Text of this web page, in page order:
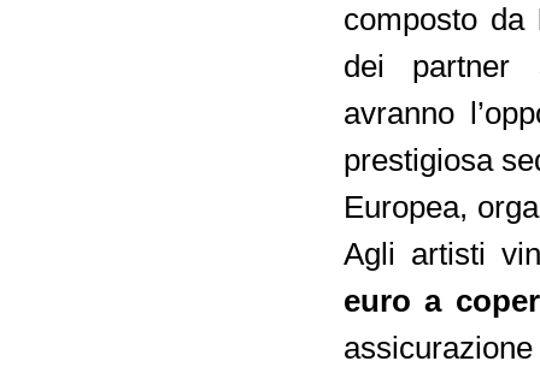
composto da
dei partner
avranno
prestigiosa
Europea,
Agli artisti
euro a